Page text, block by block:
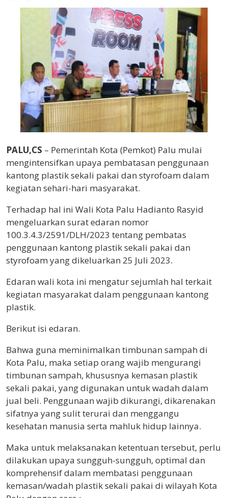
PALU,CS – Pemerintah Kota (Pemkot) Palu mulai
mengintensifkan upaya pembatasan penggunaan
kantong plastik sekali pakai dan styrofoam dalam
kegiatan sehari-hari masyarakat.
Terhadap hal ini Wali Kota Palu Hadianto Rasyid
mengeluarkan surat edaran nomor
100.3.4.3/2591/DLH/2023 tentang pembatas
penggunaan kantong plastik sekali pakai dan
styrofoam yang dikeluarkan 25 Juli 2023.
Edaran wali kota ini mengatur sejumlah hal terkait
kegiatan masyarakat dalam penggunaan kantong
plastik.
Berikut isi edaran.
Bahwa guna meminimalkan timbunan sampah di
Kota Palu, maka setiap orang wajib mengurangi
timbunan sampah, khususnya kemasan plastik
sekali pakai, yang digunakan untuk wadah dalam
jual beli. Penggunaan wajib dikurangi, dikarenakan
sifatnya yang sulit terurai dan menggangu
kesehatan manusia serta mahluk hidup lainnya.
Maka untuk melaksanakan ketentuan tersebut, perlu
dilakukan upaya sungguh-sungguh, optimal dan
komprehensif dalam membatasi penggunaan
kemasan/wadah plastik sekali pakai di wilayah Kota